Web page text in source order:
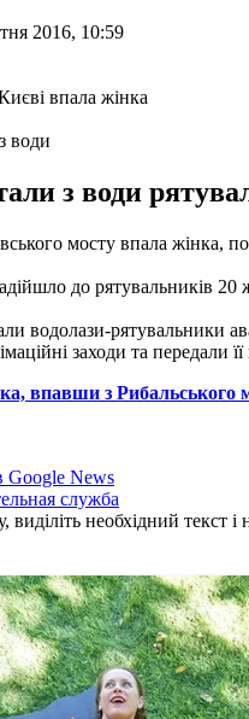
2016, 10:59
води
з води
мосту впала жінка,
до рятувальників 20
водолази-рятувальники
заходи та передали
впавши з Рибальського
Google News
служба
необхідний текст